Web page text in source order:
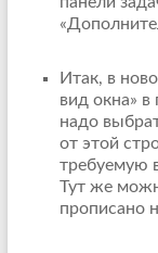
Итак, в
вид окна» в
надо
от этой
требуемую
Тут же
прописано